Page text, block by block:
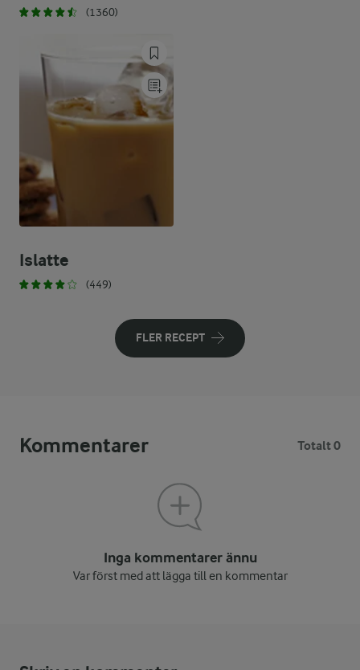
(1360)
Islatte
(449)
FLER RECEPT
Kommentarer Totalt 0
Inga kommentarer ännu
Var först med att lägga till en kommentar